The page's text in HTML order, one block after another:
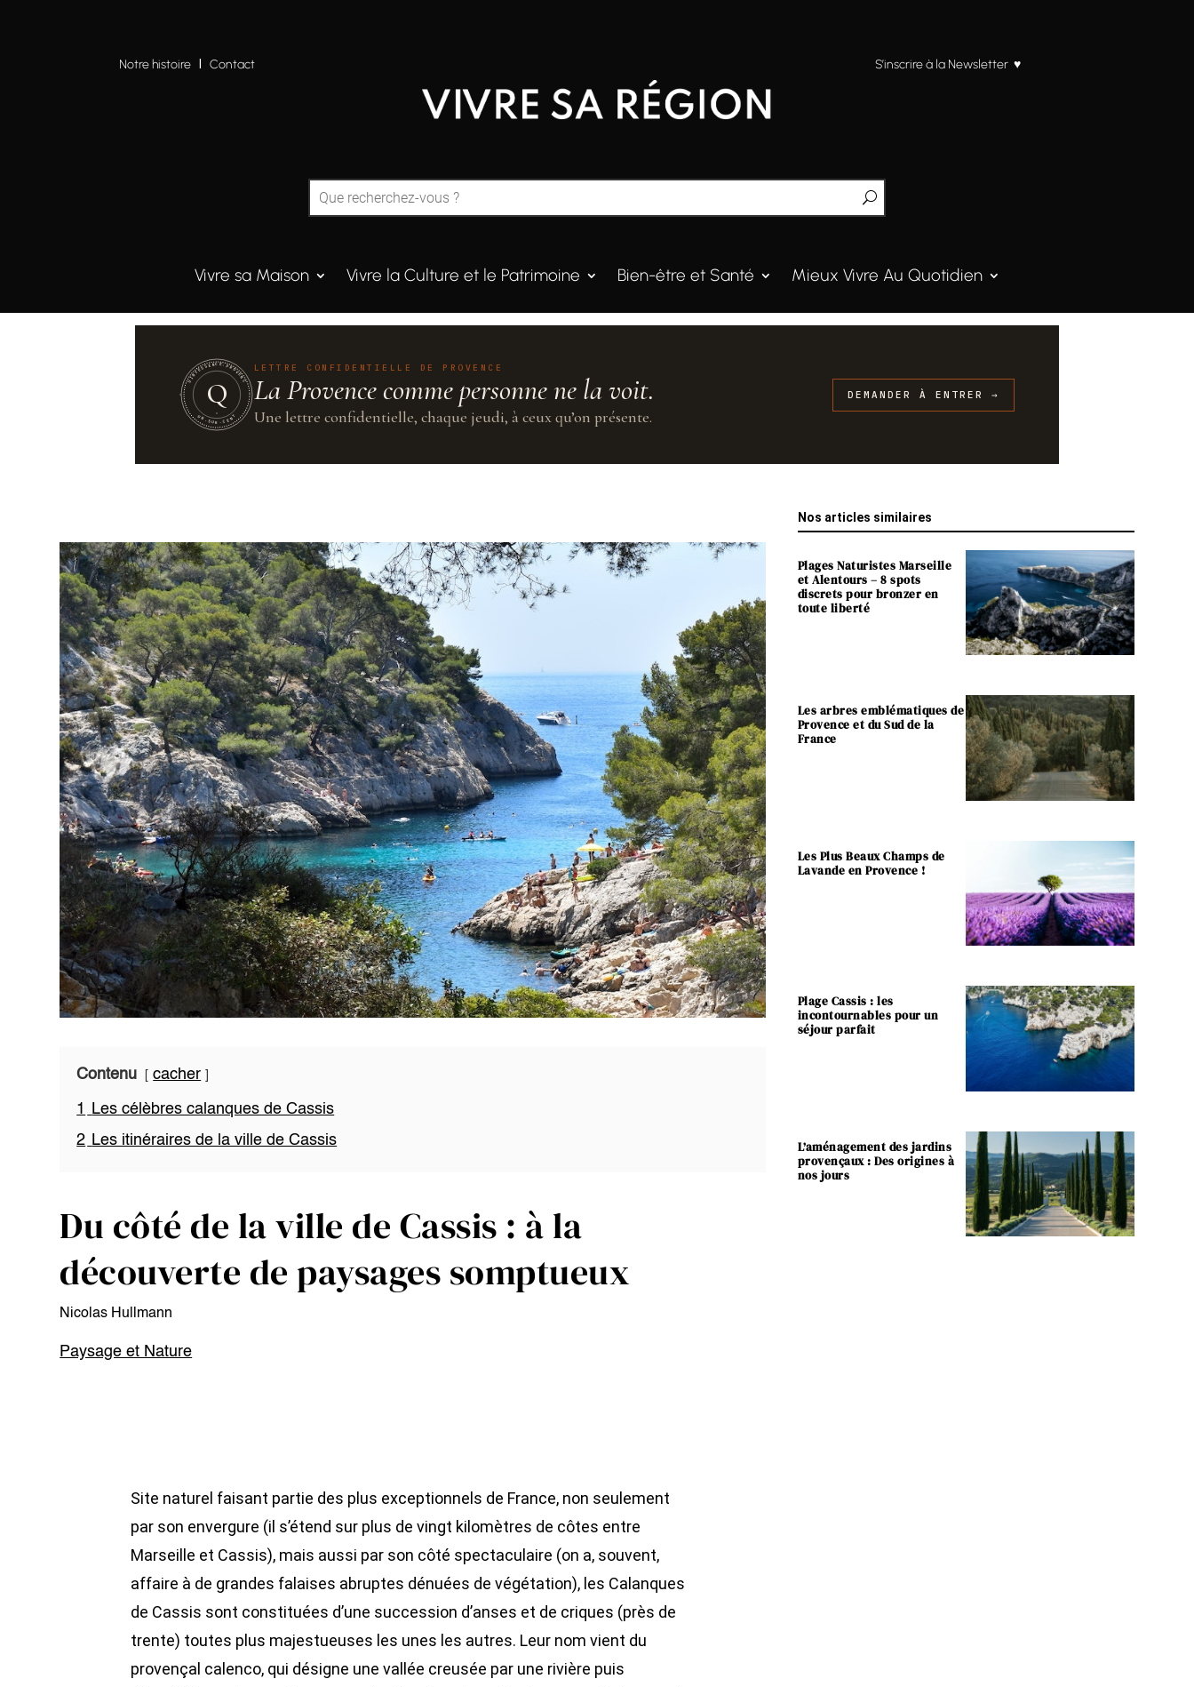
Notre histoire IContact S’inscrire à la Newsletter ♥
Vivre sa Maison Vivre la Culture et le Patrimoine Bien-être et Santé Mieux Vivre Au Quotidien
QUINTESSENCE·PROVENCE
UN·SUR·CENT
Q
LETTRE CONFIDENTIELLE DE PROVENCE
La Provence comme personne ne la voit.
Une lettre confidentielle, chaque jeudi, à ceux qu’on présente.
DEMANDER À ENTRER →
Contenu cacher
1
Les célèbres calanques de Cassis
2 Les itinéraires de la ville de Cassis
Du côté de la ville de Cassis : à la
découverte de paysages somptueux
Nicolas Hullmann
Paysage et Nature
Site naturel faisant partie des plus exceptionnels de France, non seulement
par son envergure (il s’étend sur plus de vingt kilomètres de côtes entre
Marseille et Cassis), mais aussi par son côté spectaculaire (on a, souvent,
affaire à de grandes falaises abruptes dénuées de végétation), les Calanques
de Cassis sont constituées d’une succession d’anses et de criques (près de
trente) toutes plus majestueuses les unes les autres. Leur nom vient du
provençal calenco, qui désigne une vallée creusée par une rivière puis
Nos articles similaires
Plages Naturistes Marseille
et Alentours – 8 spots
discrets pour bronzer en
toute liberté
Les arbres emblématiques de
Provence et du Sud de la
France
Les Plus Beaux Champs de
Lavande en Provence !
Plage Cassis : les
incontournables pour un
séjour parfait
L’aménagement des jardins
provençaux : Des origines à
nos jours